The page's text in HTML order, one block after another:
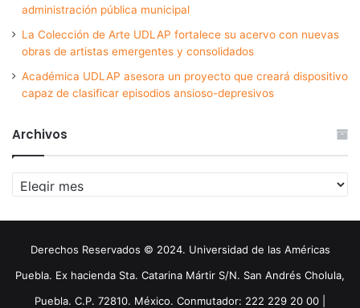
administración pública municipal
La Colección de Arte UDLAP fortalece su acervo con nuevas
obras de artistas emergentes y consolidados
Académica UDLAP asesora un proyecto que creará dispositivo
capaz de clasificar episodios ansioso-depresivos
Archivos
Archivos
Derechos Reservados © 2024. Universidad de las Américas
Puebla. Ex hacienda Sta. Catarina Mártir S/N. San Andrés Cholula,
Puebla. C.P. 72810. México. Conmutador: 222 229 20 00 |